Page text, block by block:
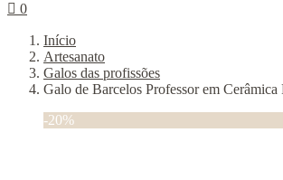
 0
Início
Artesanato
Galos das profissões
Galo de Barcelos Professor em Cerâmica
-20%